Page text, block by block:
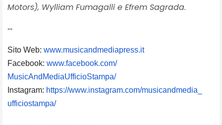
Motors), Wylliam Fumagalli e Efrem Sagrada.
--
Sito Web: www.musicandmediapress.it
Facebook: www.facebook.com/
MusicAndMediaUfficioStampa/
Instagram: https://www.instagram.com/musicandmedia_
ufficiostampa/